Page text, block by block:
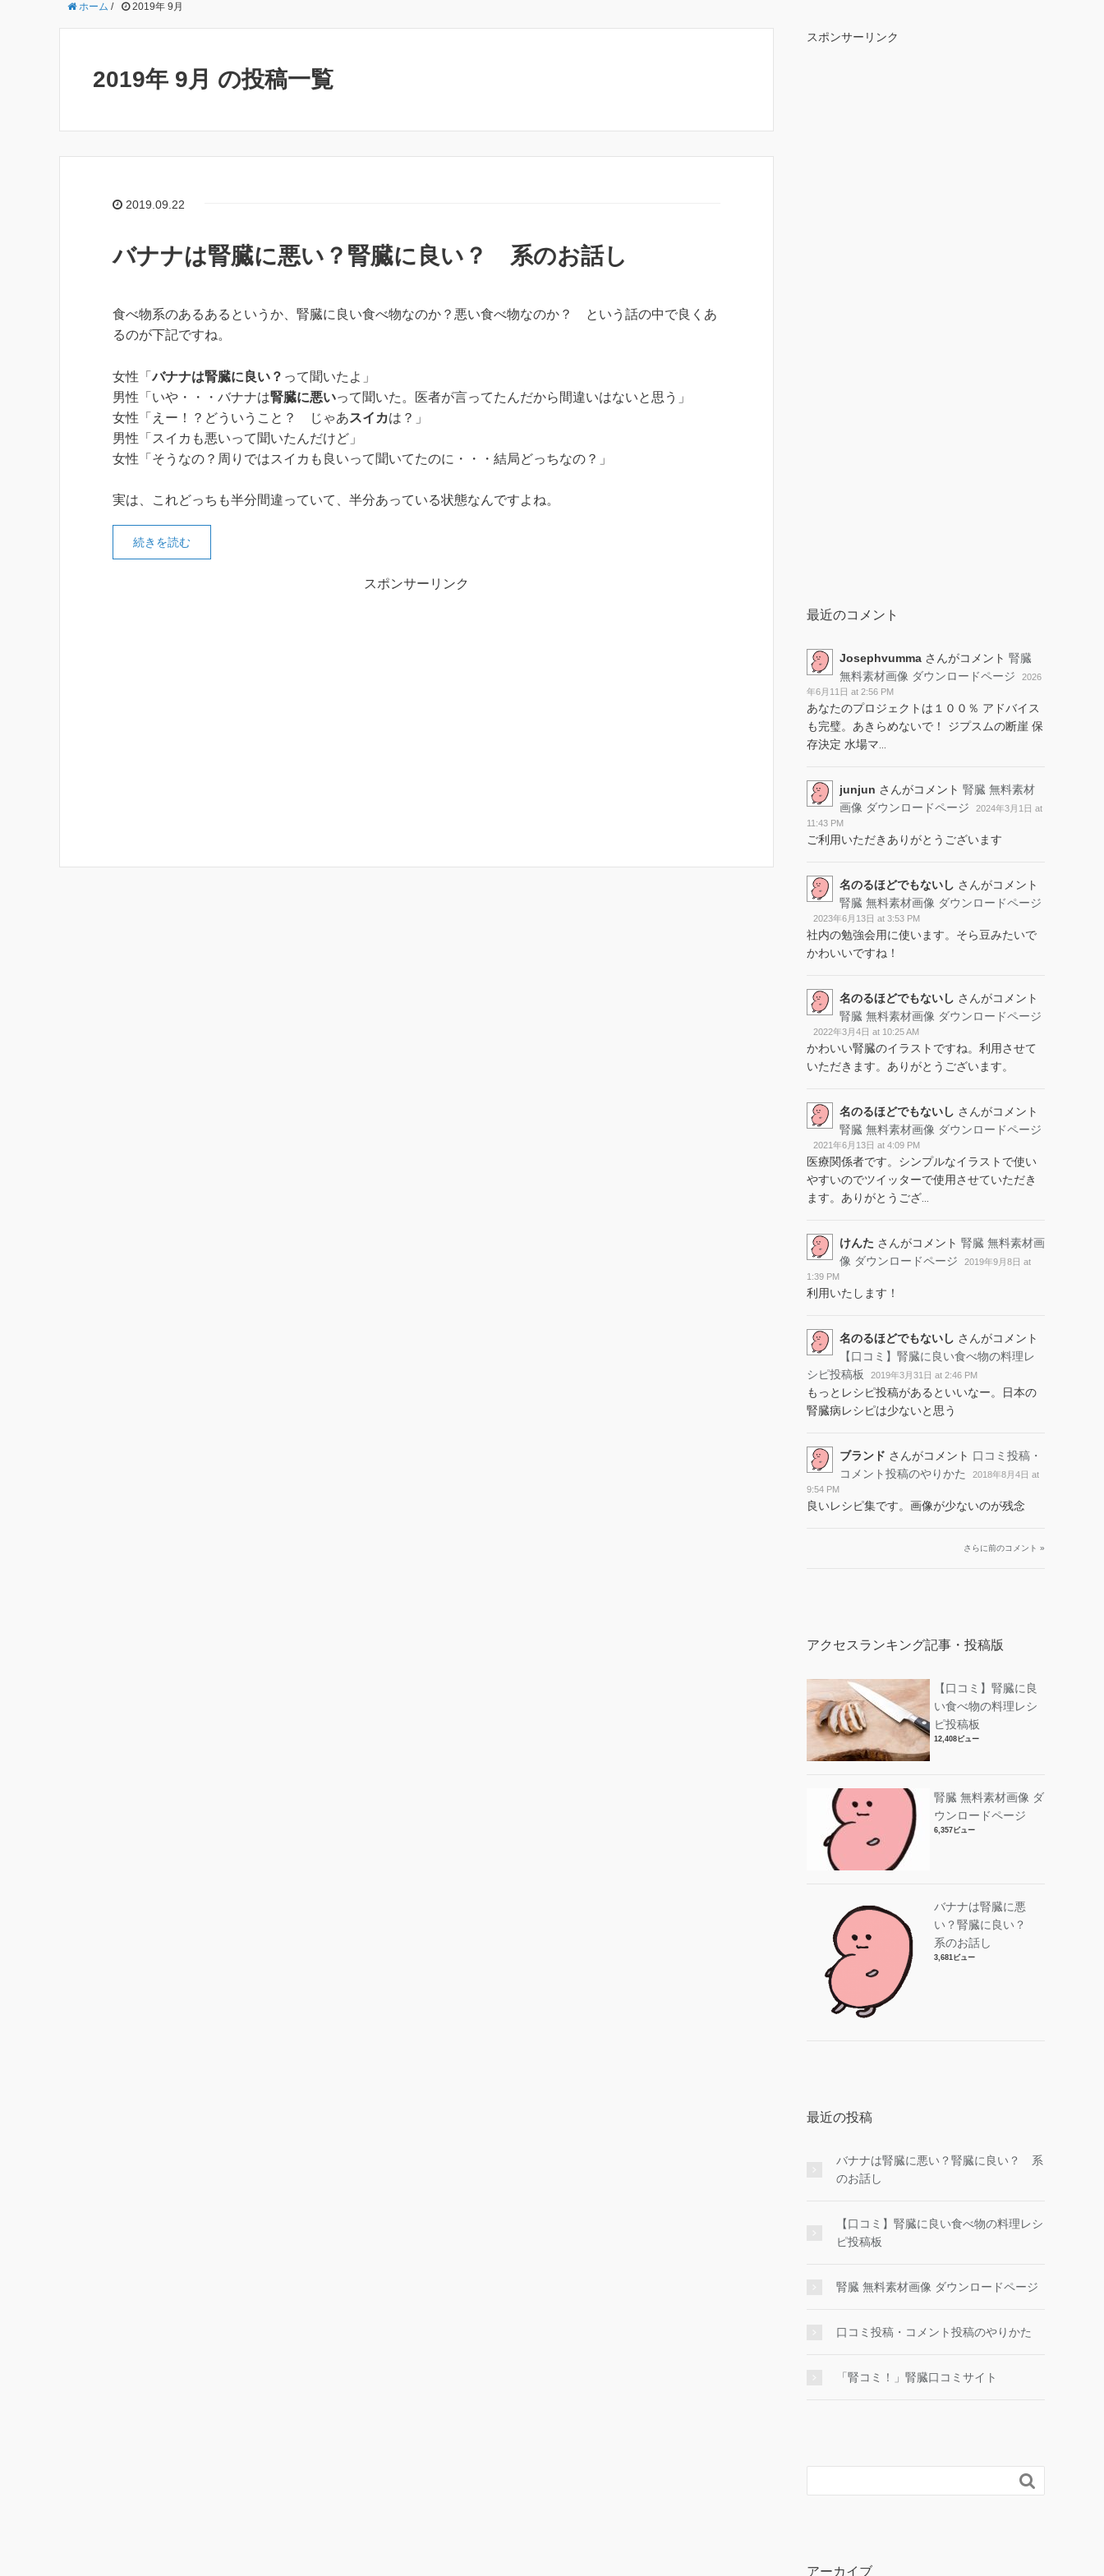
ホーム / 2019年 9月
2019年 9月 の投稿一覧
2019.09.22
バナナは腎臓に悪い？腎臓に良い？ 系のお話し
食べ物系のあるあるというか、腎臓に良い食べ物なのか？悪い食べ物なのか？ という話の中で良くあ
るのが下記ですね。
女性「バナナは腎臓に良い？ って聞いたよ」
男性「いや・・・バナナは腎臓に悪いって聞いた。医者が言ってたんだから間違いはないと思う」
女性「えー！？どういうこと？ じゃあスイカは？」
男性「スイカも悪いって聞いたんだけど」
女性「そうなの？周りではスイカも良いって聞いてたのに・・・結局どっちなの？」
実は、これどっちも半分間違っていて、半分あっている状態なんですよね。
続きを読む
スポンサーリンク
スポンサーリンク
最近のコメント
Josephvumma さんがコメント 腎臓
無料素材画像 ダウンロードページ
2026
年6月11日 at 2:56 PM
あなたのプロジェクトは１００％ アドバイス
も完璧。あきらめないで！ ジプスムの断崖 保
存決定 水場マ
junjun さんがコメント 腎臓 無料素材
画像 ダウンロードページ
2024年3月1日 at
11:43 PM
ご利用いただきありがとうございます
名のるほどでもないし さんがコメント
腎臓 無料素材画像 ダウンロードページ
2023年6月13日 at 3:53 PM
社内の勉強会用に使います。そら豆みたいで
かわいいですね！
名のるほどでもないし さんがコメント
腎臓 無料素材画像 ダウンロードページ
2022年3月4日 at 10:25 AM
かわいい腎臓のイラストですね。利用させて
いただきます。ありがとうございます。
名のるほどでもないし さんがコメント
腎臓 無料素材画像 ダウンロードページ
2021年6月13日 at 4:09 PM
医療関係者です。シンプルなイラストで使い
やすいのでツイッターで使用させていただき
ます。ありがとうござ
けんた さんがコメント 腎臓 無料素材画
像 ダウンロードページ
2019年9月8日 at
1:39 PM
利用いたします！
名のるほどでもないし さんがコメント
【口コミ】腎臓に良い食べ物の料理レ
シピ投稿板
2019年3月31日 at 2:46 PM
もっとレシピ投稿があるといいなー。日本の
腎臓病レシピは少ないと思う
ブランド さんがコメント 口コミ投稿・
コメント投稿のやりかた
2018年8月4日 at
9:54 PM
良いレシピ集です。画像が少ないのが残念
さらに前のコメント »
アクセスランキング記事・投稿版
【口コミ】腎臓に良
い食べ物の料理レシ
ピ投稿板
12,408ビュー
腎臓 無料素材画像 ダ
ウンロードページ
6,357ビュー
バナナは腎臓に悪
い？腎臓に良い？
系のお話し
3,681ビュー
最近の投稿
バナナは腎臓に悪い？腎臓に良い？ 系
のお話し
【口コミ】腎臓に良い食べ物の料理レシ
ピ投稿板
腎臓 無料素材画像 ダウンロードページ
口コミ投稿・コメント投稿のやりかた
「腎コミ！」腎臓口コミサイト

アーカイブ